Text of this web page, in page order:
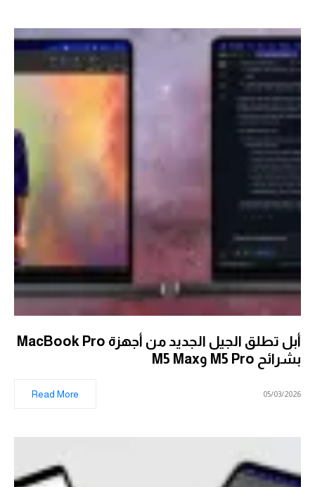
أبل تطلق الجيل الجديد من أجهزة MacBook Pro
بشرائح M5 Pro وM5 Max
05/03/2026
Read More